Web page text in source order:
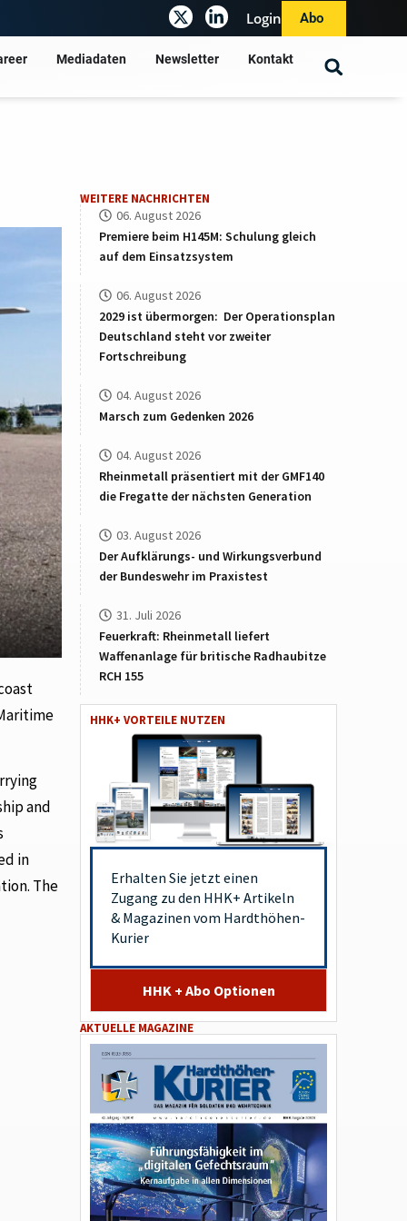
Login Abo
Mediadaten Newsletter Kontakt
and
in
The
WEITERE NACHRICHTEN
06. August 2026
Premiere beim H145M: Schulung gleich
auf dem Einsatzsystem
06. August 2026
2029 ist übermorgen: Der Operationsplan
Deutschland steht vor zweiter
Fortschreibung
04. August 2026
Marsch zum Gedenken 2026
04. August 2026
Rheinmetall präsentiert mit der GMF140
die Fregatte der nächsten Generation
03. August 2026
Der Aufklärungs- und Wirkungsverbund
der Bundeswehr im Praxistest
31. Juli 2026
Feuerkraft: Rheinmetall liefert
Waffenanlage für britische Radhaubitze
RCH 155
HHK+ VORTEILE NUTZEN
Erhalten Sie jetzt einen
Zugang zu den HHK+ Artikeln
& Magazinen vom Hardthöhen-
Kurier
HHK + Abo Optionen
AKTUELLE MAGAZINE